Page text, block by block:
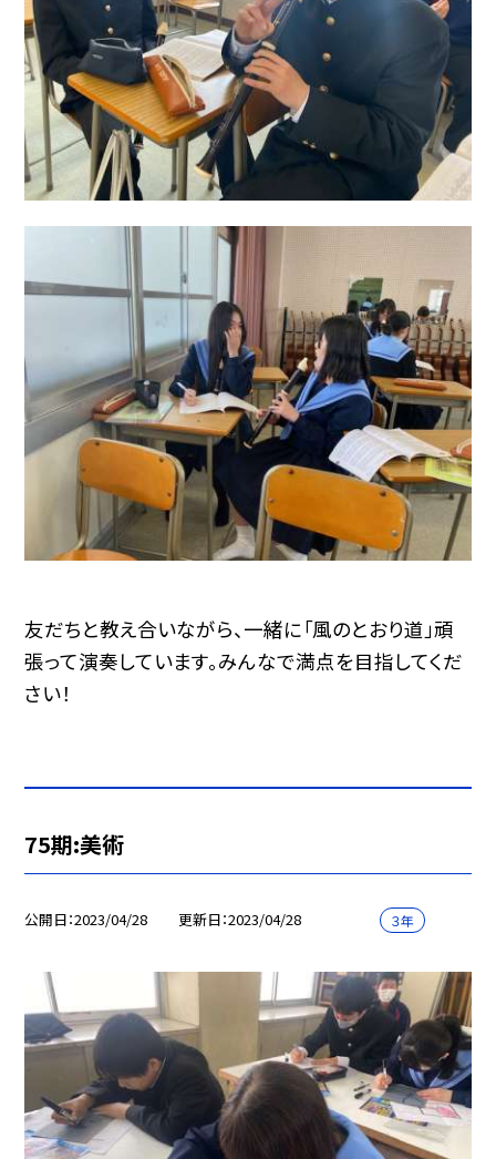
友だちと教え合いながら、一緒に「風のとおり道」頑
張って演奏しています。みんなで満点を目指してくだ
さい！
75期:美術
公開日 2023/04/28 更新日 2023/04/28 ３年